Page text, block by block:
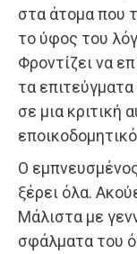
στα άτομα που
το ύφος του
Φροντίζει να
τα
σε μια κριτική
Ο
ξέρει όλα.
Μάλιστα με
σφάλματα του